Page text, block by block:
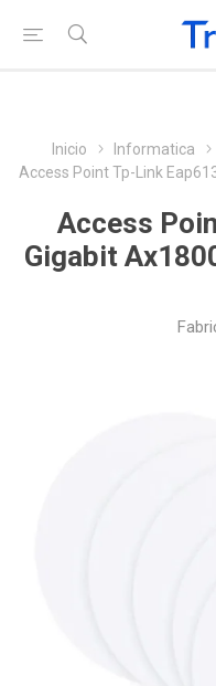
Inicio Informatica
Access Point Tp-Link
Access
Gigabit